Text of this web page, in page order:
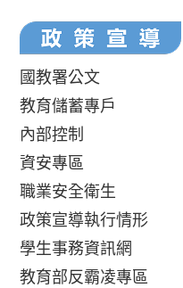
國教署公文
教育儲蓄專戶
內部控制
資安專區
職業安全衛生
政策宣導執行情形
學生事務資訊網
教育部反霸凌專區